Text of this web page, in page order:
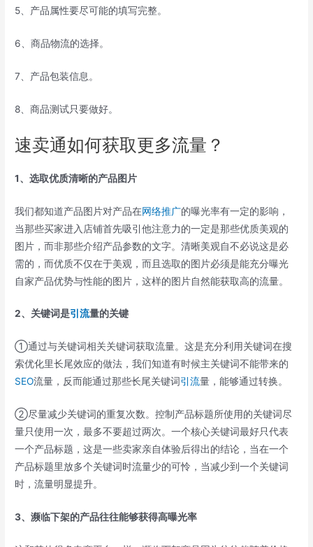
5、产品属性要尽可能的填写完整。
6、商品物流的选择。
7、产品包装信息。
8、商品测试只要做好。
速卖通如何获取更多流量？
1、选取优质清晰的产品图片
我们都知道产品图片对产品在网络推广的曝光率有一定的影响，
当那些买家进入店铺首先吸引他注意力的一定是那些优质美观的
图片，而非那些介绍产品参数的文字。清晰美观自不必说这是必
需的，而优质不仅在于美观，而且选取的图片必须是能充分曝光
自家产品优势与性能的图片，这样的图片自然能获取高的流量。
2、关键词是引流量的关键
①通过与关键词相关关键词获取流量。这是充分利用关键词在搜
索优化里长尾效应的做法，我们知道有时候主关键词不能带来的
SEO流量，反而能通过那些长尾关键词引流量，能够通过转换。
②尽量减少关键词的重复次数。控制产品标题所使用的关键词尽
量只使用一次，最多不要超过两次。一个核心关键词最好只代表
一个产品标题，这是一些卖家亲自体验后得出的结论，当在一个
产品标题里放多个关键词时流量少的可怜，当减少到一个关键词
时，流量明显提升。
3、濒临下架的产品往往能够获得高曝光率